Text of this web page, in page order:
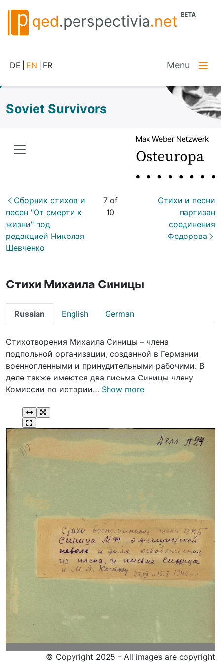
DE EN FR Menu
Soviet Survivors
Сборник стихов и
песен "От смерти к
жизни" под
редакцией Николая
Шевченко
7 of
10
Стихи и песни
партизан
соединения
Федорова
Стихи Михаила Синицы
Russian English German
Стихотворения Михаила Синицы – члена
подпольной организации, созданной в Германии
военнопленными и принудительными рабочими. В
деле также имеются два письма Синицы члену
Комиссии по истории… Show more
© Copyright 2025 - All images are copyright